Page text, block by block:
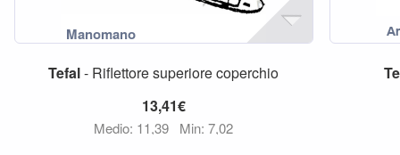
Tefal- Riflettore superiore coperchio
13,41€
Medio: 11,39 Min: 7,02